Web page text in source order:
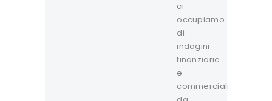
ci
occupiamo
di
indagini
finanziarie
e
commerciali